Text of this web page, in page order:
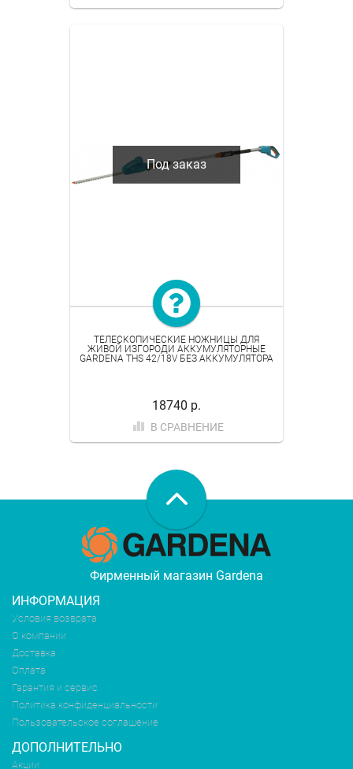
Под заказ
ТЕЛЕСКОПИЧЕСКИЕ НОЖНИЦЫ ДЛЯ
ЖИВОЙ ИЗГОРОДИ АККУМУЛЯТОРНЫЕ
GARDENA THS 42/18V БЕЗ АККУМУЛЯТОРА
18740 р.
В СРАВНЕНИЕ
Фирменный магазин Gardena
ИНФОРМАЦИЯ
Условия возврата
О компании
Доставка
Оплата
Гарантия и сервис
Политика конфиденциальности
Пользовательское соглашение
ДОПОЛНИТЕЛЬНО
Акции